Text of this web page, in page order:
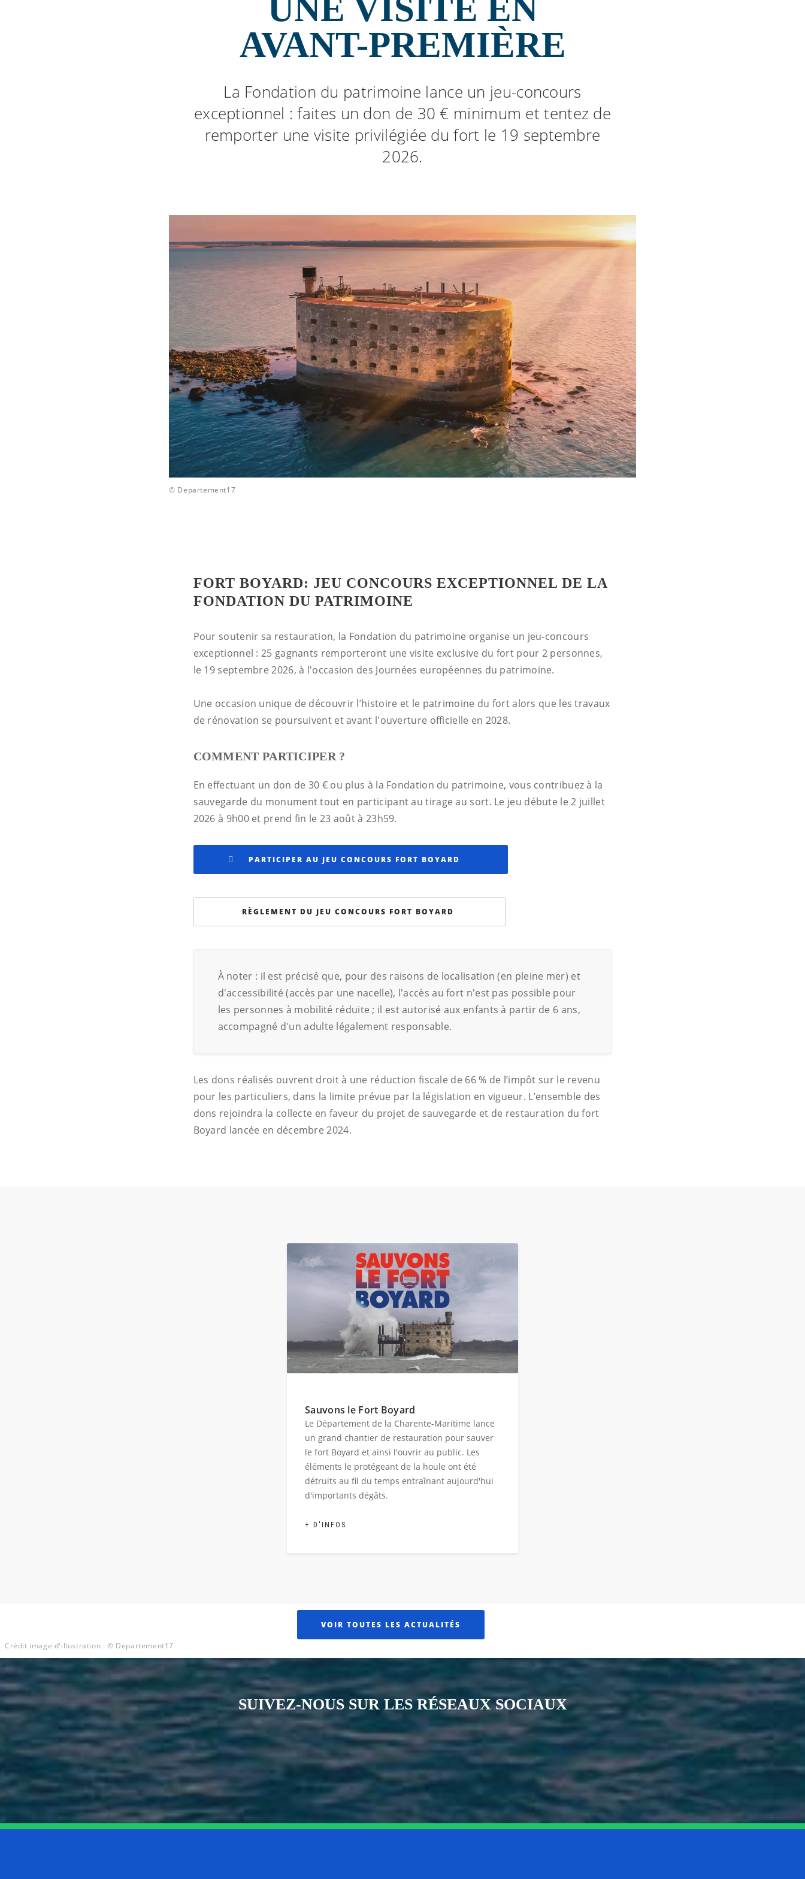
UNE VISITE EN
AVANT-PREMIÈRE
La Fondation du patrimoine lance un jeu-concours
exceptionnel : faites un don de 30 € minimum et tentez de
remporter une visite privilégiée du fort le 19 septembre
2026.
© Departement17
FORT BOYARD: JEU CONCOURS EXCEPTIONNEL DE LA
FONDATION DU PATRIMOINE
Pour soutenir sa restauration, la Fondation du patrimoine organise un jeu-concours
exceptionnel : 25 gagnants remporteront une visite exclusive du fort pour 2 personnes,
le 19 septembre 2026, à l'occasion des Journées européennes du patrimoine.
Une occasion unique de découvrir l’histoire et le patrimoine du fort alors que les travaux
de rénovation se poursuivent et avant l'ouverture officielle en 2028.
COMMENT PARTICIPER ?
En effectuant un don de 30 € ou plus à la Fondation du patrimoine, vous contribuez à la
sauvegarde du monument tout en participant au tirage au sort. Le jeu débute le 2 juillet
2026 à 9h00 et prend fin le 23 août à 23h59.
PARTICIPER AU JEU CONCOURS FORT BOYARD
RÈGLEMENT DU JEU CONCOURS FORT BOYARD
À noter : il est précisé que, pour des raisons de localisation (en pleine mer) et
d'accessibilité (accès par une nacelle), l'accès au fort n'est pas possible pour
les personnes à mobilité réduite ; il est autorisé aux enfants à partir de 6 ans,
accompagné d'un adulte légalement responsable.
Les dons réalisés ouvrent droit à une réduction fiscale de 66 % de l’impôt sur le revenu
pour les particuliers, dans la limite prévue par la législation en vigueur. L’ensemble des
dons rejoindra la collecte en faveur du projet de sauvegarde et de restauration du fort
Boyard lancée en décembre 2024.
Sauvons le Fort Boyard
Le Département de la Charente-Maritime lance
un grand chantier de restauration pour sauver
le fort Boyard et ainsi l'ouvrir au public. Les
éléments le protégeant de la houle ont été
détruits au fil du temps entraînant aujourd'hui
d'importants dégâts.
+ D'INFOS
VOIR TOUTES LES ACTUALITÉS
Crédit image d'illustration : © Departement17
SUIVEZ-NOUS SUR LES RÉSEAUX SOCIAUX
Notre page Instagram
Notre page Facebook
Notre page XNotre page TiktokNotre page Linkedin
Notre page Youtube